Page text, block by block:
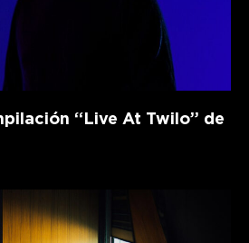
“Live At Twilo” de